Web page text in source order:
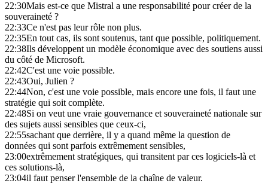
22:30Mais est-ce que Mistral a une responsabilité pour créer de la
souveraineté ?
22:33Ce n'est pas leur rôle non plus.
22:35En tout cas, ils sont soutenus, tant que possible, politiquement.
22:38Ils développent un modèle économique avec des soutiens aussi
du côté de Microsoft.
22:42C'est une voie possible.
22:43Oui, Julien ?
22:44Non, c'est une voie possible, mais encore une fois, il faut une
stratégie qui soit complète.
22:48Si on veut une vraie gouvernance et souveraineté nationale sur
des sujets aussi sensibles que ceux-ci,
22:55sachant que derrière, il y a quand même la question de
données qui sont parfois extrêmement sensibles,
23:00extrêmement stratégiques, qui transitent par ces logiciels-là et
ces solutions-là,
23:04il faut penser l'ensemble de la chaîne de valeur.